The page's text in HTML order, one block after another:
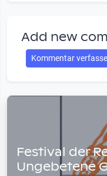
Add new
Kommentar
Festival der
Ungebetene